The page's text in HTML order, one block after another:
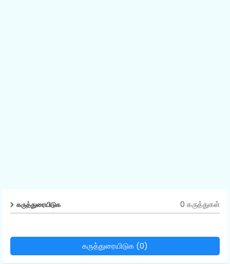
கருத்துரையிடுக 0 கருத்துகள்
கருத்துரையிடுக (0)